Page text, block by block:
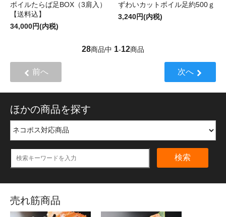
ボイルたらば足BOX（3肩入）
【送料込】
34,000円(内税)
ずわいカットボイル足約500ｇ
3,240円(内税)
28商品中 1-12商品
前へ 次へ
ほかの商品を探す
検索
売れ筋商品